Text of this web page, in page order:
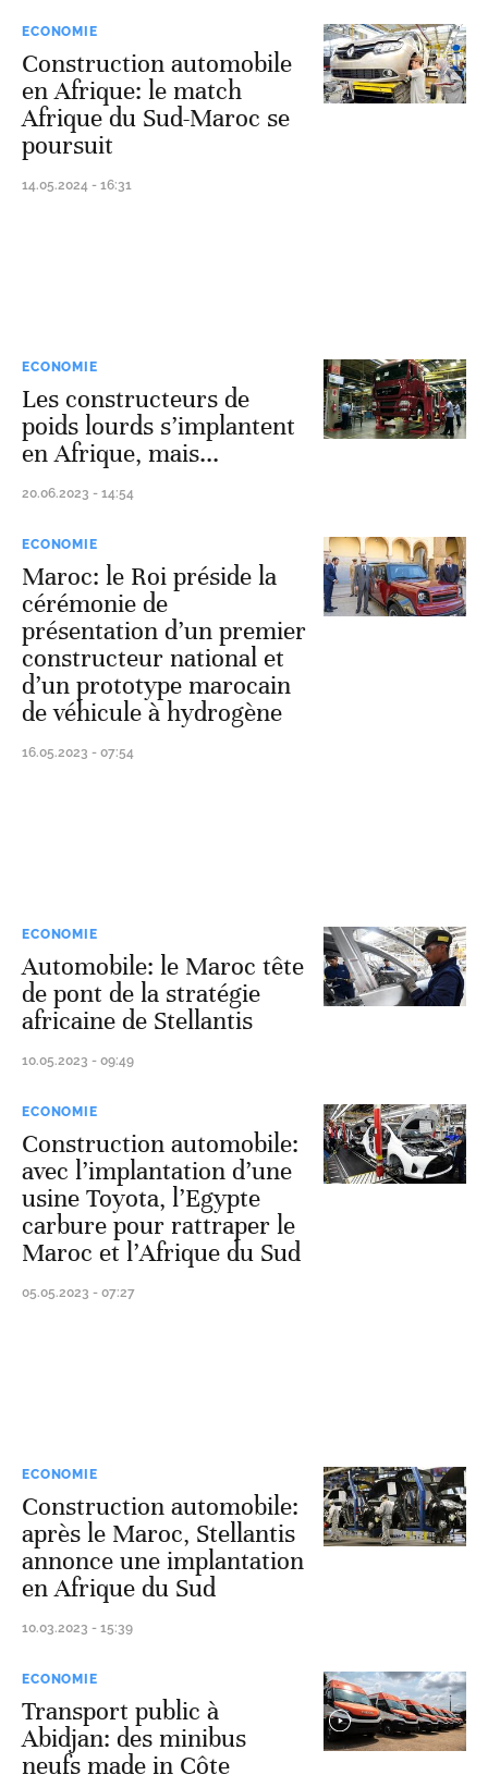
ECONOMIE
Construction automobile
en Afrique: le match
Afrique du Sud-Maroc se
poursuit
14.05.2024 - 16:31
ECONOMIE
Les constructeurs de
poids lourds s’implantent
en Afrique, mais...
20.06.2023 - 14:54
ECONOMIE
Maroc: le Roi préside la
cérémonie de
présentation d’un premier
constructeur national et
d’un prototype marocain
de véhicule à hydrogène
16.05.2023 - 07:54
ECONOMIE
Automobile: le Maroc tête
de pont de la stratégie
africaine de Stellantis
10.05.2023 - 09:49
ECONOMIE
Construction automobile:
avec l’implantation d’une
usine Toyota, l’Egypte
carbure pour rattraper le
Maroc et l’Afrique du Sud
05.05.2023 - 07:27
ECONOMIE
Construction automobile:
après le Maroc, Stellantis
annonce une implantation
en Afrique du Sud
10.03.2023 - 15:39
ECONOMIE
Transport public à
Abidjan: des minibus
neufs made in Côte